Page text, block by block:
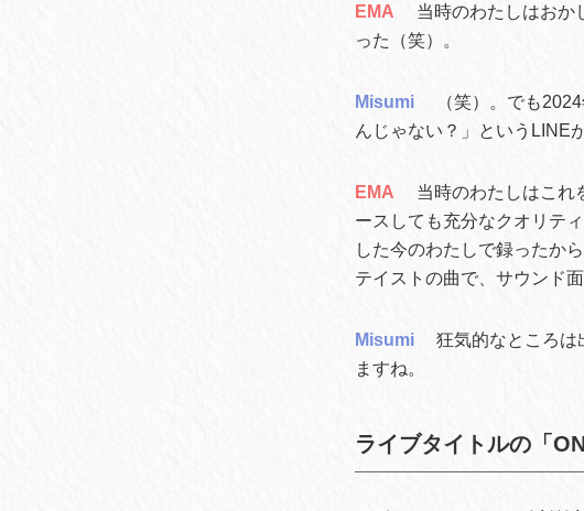
EMA
当時のわたしはおか
った（笑）。
Misumi
（笑）。でも
んじゃない？」というLINE
EMA
当時のわたしはこれ
ースしても充分なクオリテ
した今のわたしで録ったか
テイストの曲で、サウンド
Misumi
狂気的なところは
ますね。
ライブタイトルの「